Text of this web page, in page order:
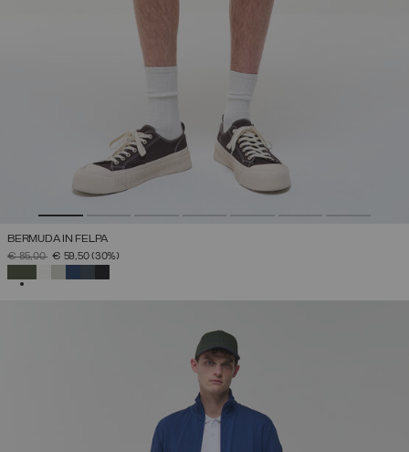
BERMUDA IN FELPA
PREZZO RIDOTTO DA
€ 85,00A€ 59,50(30%)